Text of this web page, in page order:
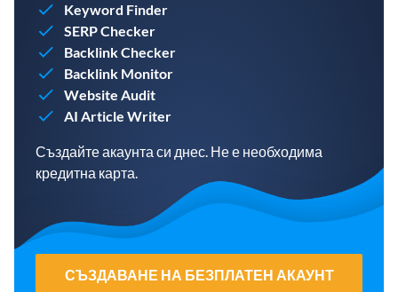
Keyword Finder
SERP Checker
Backlink Checker
Backlink Monitor
Website Audit
AI Article Writer
Създайте акаунта си днес. Не е необходима
кредитна карта.
СЪЗДАВАНЕ НА БЕЗПЛАТЕН АКАУНТ